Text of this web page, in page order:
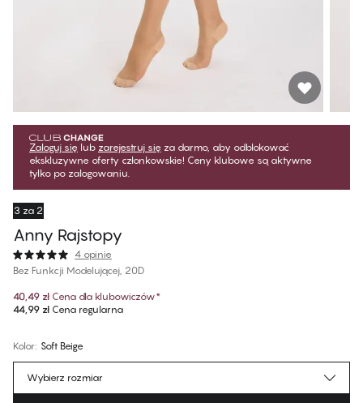
Zaloguj się lub zarejestruj się za darmo, aby odblokować
ekskluzywne oferty członkowskie! Ceny klubowe są aktywne
tylko po zalogowaniu.
3 za 2
Anny​ Rajstopy
4 opinie
Bez Funkcji Modelującej, 20D
40,49 zł Cena dla klubowiczów*
44,99 złCena regularna
Kolor: Soft Beige
Wybierz rozmiar